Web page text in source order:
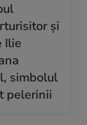
și
Ilie
simbolul
pelerinii